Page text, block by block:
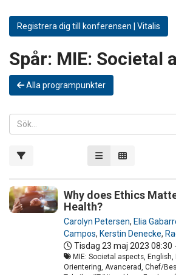
Registrera dig till konferensen | Vitalis
Spår: MIE: Societal
Alla programpunkter
Why does Ethics
Health?
Carolyn Petersen, Elia
Campos, Kerstin Denecke,
Tisdag 23 maj 2023 08:30
MIE: Societal aspects, English,
Orientering, Avancerad, Chef/